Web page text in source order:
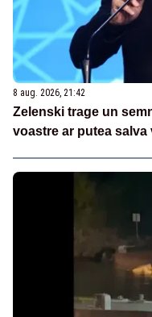
8 aug. 2026, 21:42
Zelenski trage un
voastre ar putea salva